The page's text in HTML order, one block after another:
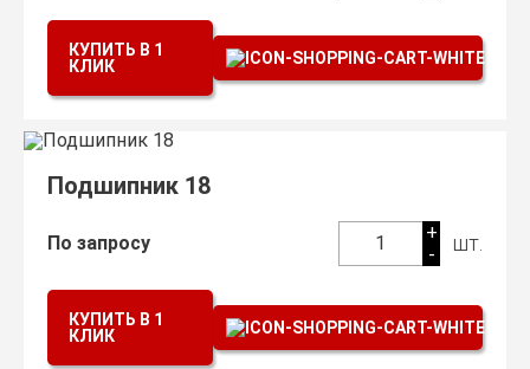
КУПИТЬ В 1
КЛИК
Подшипник 18
По запросу 1
+
-
шт.
КУПИТЬ В 1
КЛИК